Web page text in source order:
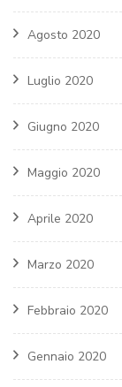
Agosto 2020
Luglio 2020
Giugno 2020
Maggio 2020
Aprile 2020
Marzo 2020
Febbraio 2020
Gennaio 2020